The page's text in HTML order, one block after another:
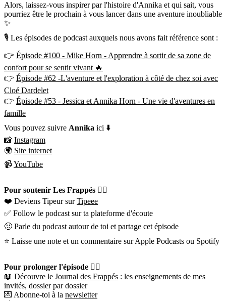
Alors, laissez-vous inspirer par l'histoire d'Annika et qui sait, vous
pourriez être le prochain à vous lancer dans une aventure inoubliable
✨
🎙 Les épisodes de podcast auxquels nous avons fait référence sont :
👉 Épisode #100 - Mike Horn - Apprendre à sortir de sa zone de
confort pour se sentir vivant 🔥
👉 Épisode #62 -L'aventure et l'exploration à côté de chez soi avec
Cloé Dardelet
👉 Épisode #53 - Jessica et Annika Horn - Une vie d'aventures en
famille
Vous pouvez suivre Annika ici ⬇️
📸 Instagram
🌍 Site internet
📹YouTube
Pour soutenir Les Frappés 👇🏼
❤️ Deviens Tipeur surTipeee
✅ Follow le podcast sur ta plateforme d'écoute
🙂 Parle du podcast autour de toi et partage cet épisode
⭐️ Laisse une note et un commentaire sur Apple Podcasts ou Spotify
Pour prolonger l'épisode 👇🏼
📖 Découvre le Journal des Frappés : les enseignements de mes
invités, dossier par dossier
💌 Abonne-toi à la newsletter